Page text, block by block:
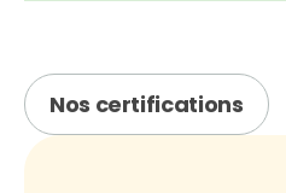
Nos certifications